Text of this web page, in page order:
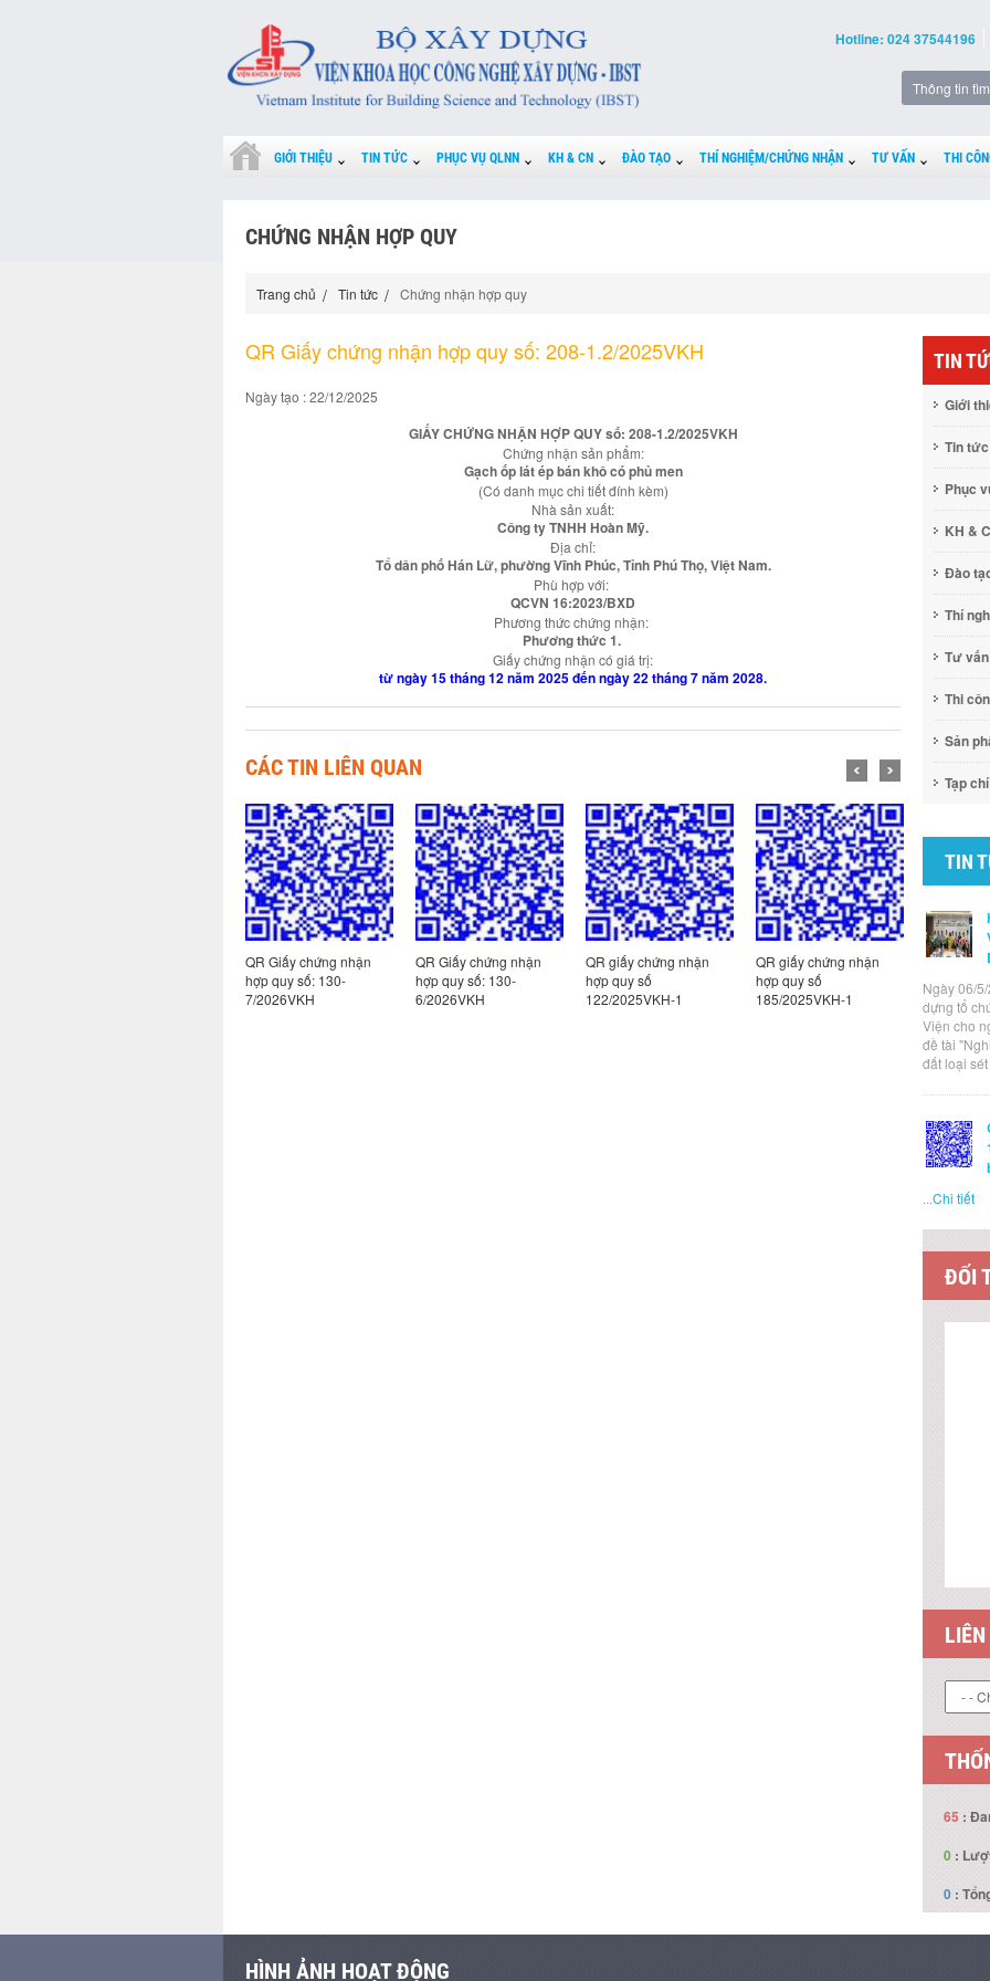
Hotline: 024 37544196
GIỚI THIỆU TIN TỨC PHỤC VỤ QLNN KH & CN ĐÀO TẠO THÍ NGHIỆM/CHỨNG NHẬN TƯ VẤN THI
CHỨNG NHẬN HỢP QUY
Trang chủ Tin tức Chứng nhận hợp quy
QR Giấy chứng nhận hợp quy số: 208-1.2/2025VKH
Ngày tạo : 22/12/2025
GIẤY CHỨNG NHẬN HỢP QUY số: 208-1.2/2025VKH
Chứng nhận sản phẩm:
Gạch ốp lát ép bán khô có phủ men
(Có danh mục chi tiết đính kèm)
Nhà sản xuất:
Công ty TNHH Hoàn Mỹ.
Địa chỉ:
Tổ dân phố Hán Lữ, phường Vĩnh Phúc, Tỉnh Phú Thọ, Việt Nam.
Phù hợp với:
QCVN 16:2023/BXD
Phương thức chứng nhận:
Phương thức 1.
Giấy chứng nhận có giá trị:
từ ngày 15 tháng 12 năm 2025 đến ngày 22 tháng 7 năm 2028.
CÁC TIN LIÊN QUAN
QR Giấy chứng nhận
hợp quy số: 130-
7/2026VKH
QR Giấy chứng nhận
hợp quy số: 130-
6/2026VKH
QR giấy chứng nhận
hợp quy số
122/2025VKH-1
QR giấy chứng nhận
hợp quy số
185/2025VKH-1
QR Giấy
hợp quy
1/
TIN
Giới
Tin tức
Phục
KH &
Đào
Thí
Tư vấn
Thi
Sản
Tạp chí
TIN
Ngày 06/
dựng tổ
Viện cho
đề tài
đất loại
...Chi tiết
ĐỐI
65 :
0 :
0 :
HÌNH ẢNH HOẠT ĐỘNG